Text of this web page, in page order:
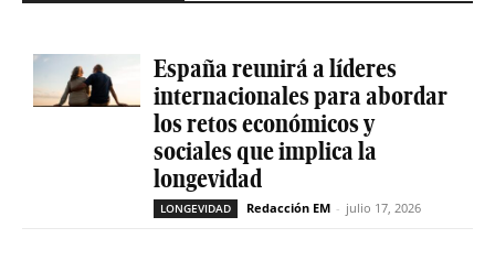
España reunirá a líderes
internacionales para abordar
los retos económicos y
sociales que implica la
longevidad
LONGEVIDAD Redacción EM - julio 17, 2026